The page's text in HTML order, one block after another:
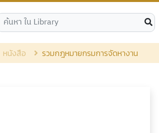
หนังสือ รวมกฎหมายกรมการจัดหางาน